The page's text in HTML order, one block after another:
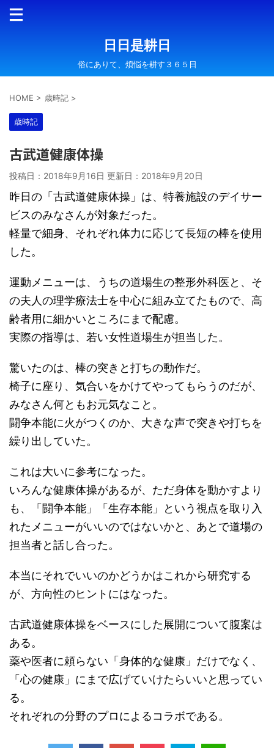
日日是耕日
俗にありて、煩悩を耕す３６５日
HOME > 歳時記 >
歳時記
古武道健康体操
投稿日：2018年9月16日 更新日： 2018年9月20日
昨日の「古武道健康体操」は、特養施設のデイサー
ビスのみなさんが対象だった。
軽量で細身、それぞれ体力に応じて長短の棒を使用
した。
運動メニューは、うちの道場生の整形外科医と、そ
の夫人の理学療法士を中心に組み立てたもので、高
齢者用に細かいところにまで配慮。
実際の指導は、若い女性道場生が担当した。
驚いたのは、棒の突きと打ちの動作だ。
椅子に座り、気合いをかけてやってもらうのだが、
みなさん何ともお元気なこと。
闘争本能に火がつくのか、大きな声で突きや打ちを
繰り出していた。
これは大いに参考になった。
いろんな健康体操があるが、ただ身体を動かすより
も、「闘争本能」「生存本能」という視点を取り入
れたメニューがいいのではないかと、あとで道場の
担当者と話し合った。
本当にそれでいいのかどうかはこれから研究する
が、方向性のヒントにはなった。
古武道健康体操をベースにした展開について腹案は
ある。
薬や医者に頼らない「身体的な健康」だけでなく、
「心の健康」にまで広げていけたらいいと思ってい
る。
それぞれの分野のプロによるコラボである。